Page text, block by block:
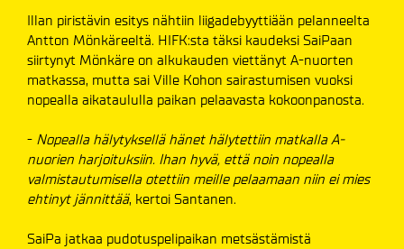
Illan piristävin esitys nähtiin liigadebyyttiään pelanneelta
Antton Mönkäreeltä. HIFK:sta täksi kaudeksi SaiPaan
siirtynyt Mönkäre on alkukauden viettänyt A-nuorten
matkassa, mutta sai Ville Kohon sairastumisen vuoksi
nopealla aikataululla paikan pelaavasta kokoonpanosta.
- Nopealla hälytyksellä hänet hälytettiin matkalla A-
nuorien harjoituksiin. Ihan hyvä, että noin nopealla
valmistautumisella otettiin meille pelaamaan niin ei mies
ehtinyt jännittää, kertoi Santanen.
SaiPa jatkaa pudotuspelipaikan metsästämistä